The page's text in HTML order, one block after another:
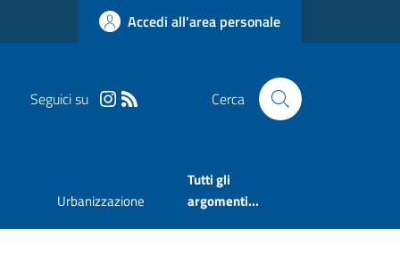
Accedi all'area personale
Seguici su Cerca
Urbanizzazione
Tutti gli
argomenti...